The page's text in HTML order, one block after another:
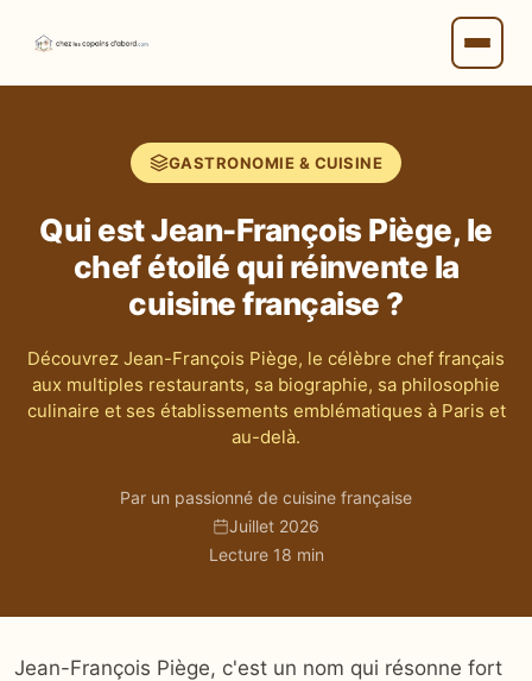
GASTRONOMIE & CUISINE
Qui est Jean-François Piège, le
chef étoilé qui réinvente la
cuisine française ?
Découvrez Jean-François Piège, le célèbre chef français
aux multiples restaurants, sa biographie, sa philosophie
culinaire et ses établissements emblématiques à Paris et
au-delà.
Par un passionné de cuisine française
Juillet 2026
Lecture 18 min
Jean-François Piège, c'est un nom qui résonne fort